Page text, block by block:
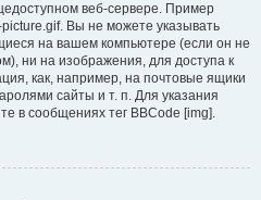
веб-сервере. Пример
Вы не можете указывать
на вашем компьютере (если он не
ни на изображения, для доступа к
как, например, на почтовые ящики
сайты и т. п. Для указания
в сообщениях тег BBCode [img].